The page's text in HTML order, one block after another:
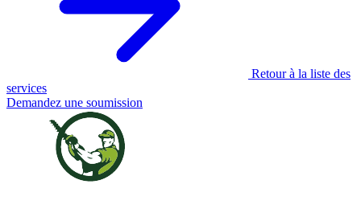
Retour à la liste des
services
Demandez une soumission